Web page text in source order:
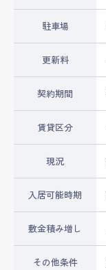
駐車場
更新料
契約期間
賃貸区分
現況
入居可能時期
敷金積み増し
その他条件